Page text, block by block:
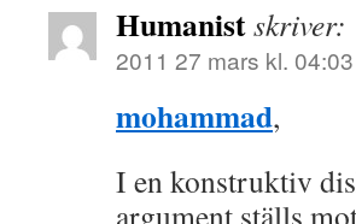
Humanistskriver:
2011 27 mars kl. 04:03
mohammad,
I en konstruktiv
argument ställs